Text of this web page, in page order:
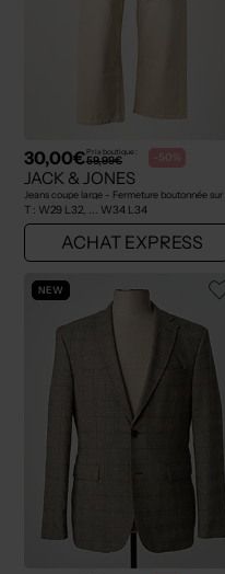
30,00€Prix boutique :
59,99€ -50%
JACK & JONES
T : W29 L32, ... W34 L34
ACHAT EXPRESS
NEW